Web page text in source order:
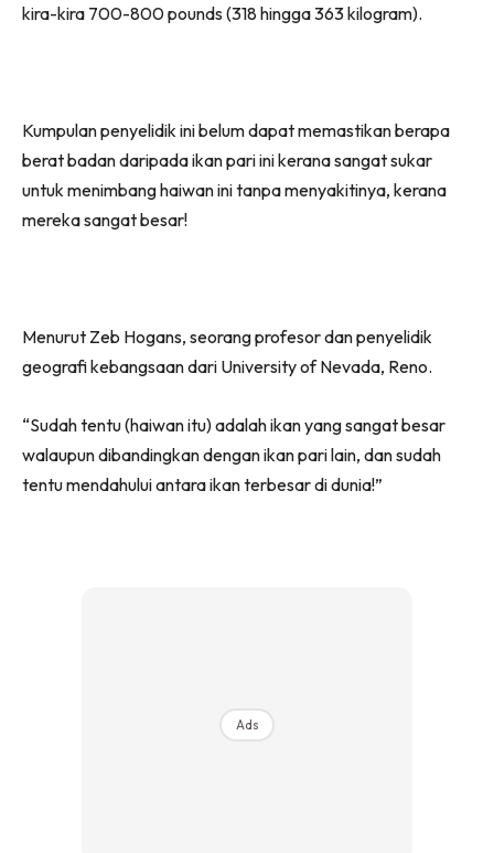
kira-kira 700-800 pounds (318 hingga 363 kilogram).
Kumpulan penyelidik ini belum dapat memastikan berapa
berat badan daripada ikan pari ini kerana sangat sukar
untuk menimbang haiwan ini tanpa menyakitinya, kerana
mereka sangat besar!
Menurut Zeb Hogans, seorang profesor dan penyelidik
geografi kebangsaan dari University of Nevada, Reno.
“Sudah tentu (haiwan itu) adalah ikan yang sangat besar
walaupun dibandingkan dengan ikan pari lain, dan sudah
tentu mendahului antara ikan terbesar di dunia!”
Ads